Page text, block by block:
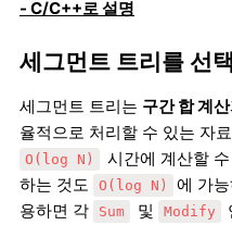
- C/C++로 설명
세그먼트 트리를 선
세그먼트 트리는 구간 합 계산
율적으로 처리할 수 있는 자
O(log N)
시간에 계산할
하는 것도
O(log N)
에 가
용하면 각
Sum 및 Modify